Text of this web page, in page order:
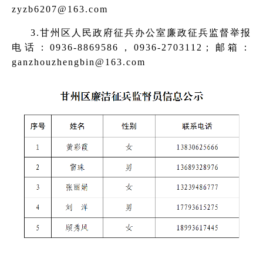
zyzb6207@163.com
3.甘州区人民政府征兵办公室廉政征兵监督举报
电话：0936-8869586，0936-2703112；邮箱：
ganzhouzhengbin@163.com